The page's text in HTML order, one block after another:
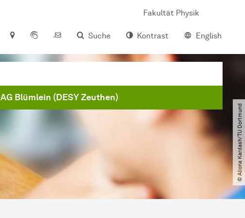
Fakultät Physik
Suche
Kontrast English
AG Blümlein (DESY Zeuthen)
© Aliona Kardash​/​TU Dortmund